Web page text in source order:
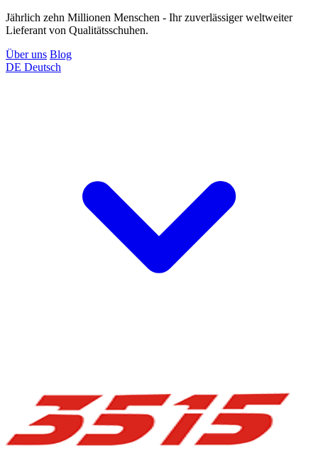
Jährlich zehn Millionen Menschen - Ihr zuverlässiger weltweiter
Lieferant von Qualitätsschuhen.
Über uns Blog
DE Deutsch